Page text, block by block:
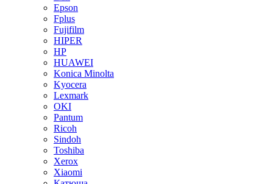
Epson
Fplus
Fujifilm
HIPER
HP
HUAWEI
Konica Minolta
Kyocera
Lexmark
OKI
Pantum
Ricoh
Sindoh
Toshiba
Xerox
Xiaomi